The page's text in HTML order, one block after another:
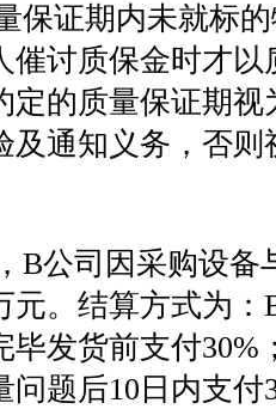
保证期内未就标
催讨质保金时才
定的质量保证期
及通知义务，否
B公司因采购设
元。结算方式为
毕发货前支付
问题后10日内支付